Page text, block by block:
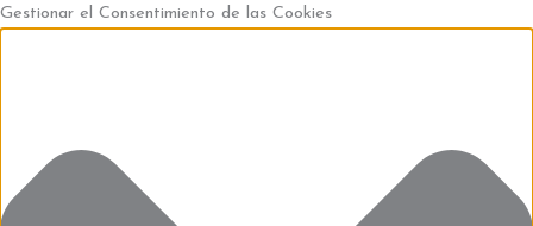
Gestionar el Consentimiento de las Cookies
Funcional
Preferencias
Estadísticas
Marketing
Ir